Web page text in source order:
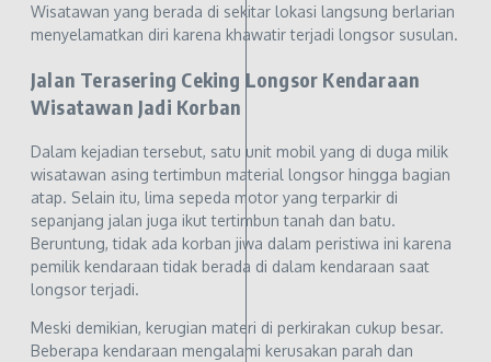
Wisatawan yang berada di sekitar lokasi langsung berlarian
menyelamatkan diri karena khawatir terjadi longsor susulan.
Jalan Terasering Ceking Longsor Kendaraan
Wisatawan Jadi Korban
Dalam kejadian tersebut, satu unit mobil yang di duga milik
wisatawan asing tertimbun material longsor hingga bagian
atap. Selain itu, lima sepeda motor yang terparkir di
sepanjang jalan juga ikut tertimbun tanah dan batu.
Beruntung, tidak ada korban jiwa dalam peristiwa ini karena
pemilik kendaraan tidak berada di dalam kendaraan saat
longsor terjadi.
Meski demikian, kerugian materi di perkirakan cukup besar.
Beberapa kendaraan mengalami kerusakan parah dan